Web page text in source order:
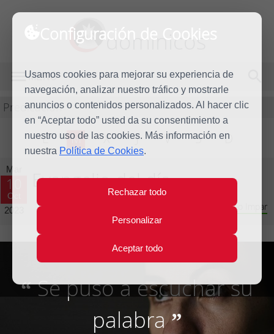
Configuración de Cookies
Usamos cookies para mejorar su experiencia de
navegación, analizar nuestro tráfico y mostrarle
anuncios o contenidos personalizados. Al hacer clic
en “Aceptar todo” usted da su consentimiento a
nuestro uso de las cookies. Más información en
nuestra Política de Cookies.
Rechazar todo
Personalizar
Aceptar todo
dominicos
MENÚ
Predicación
L M X J V S D
Mar
10
Oct
2023
Evangelio del día
Vigésimo séptima semana del Tiempo Ordinario - Año Impar
“Se puso a escuchar su
palabra”